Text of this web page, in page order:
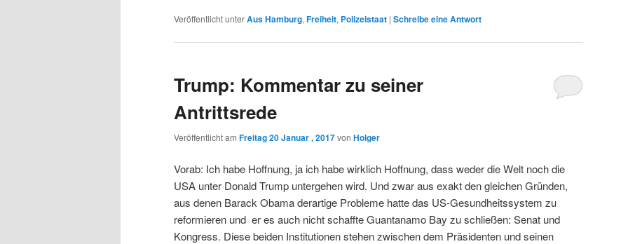
Veröffentlicht unterAus Hamburg, Freiheit, Polizeistaat | Schreibe eine Antwort
Trump: Kommentar zu seiner
Antrittsrede
Veröffentlicht am Freitag 20 Januar , 2017von Holger
Vorab: Ich habe Hoffnung, ja ich habe wirklich Hoffnung, dass weder die Welt noch die
USA unter Donald Trump untergehen wird. Und zwar aus exakt den gleichen Gründen,
aus denen Barack Obama derartige Probleme hatte das US-Gesundheitssystem zu
reformieren und er es auch nicht schaffte Guantanamo Bay zu schließen: Senat und
Kongress. Diese beiden Institutionen stehen zwischen dem Präsidenten und seinen